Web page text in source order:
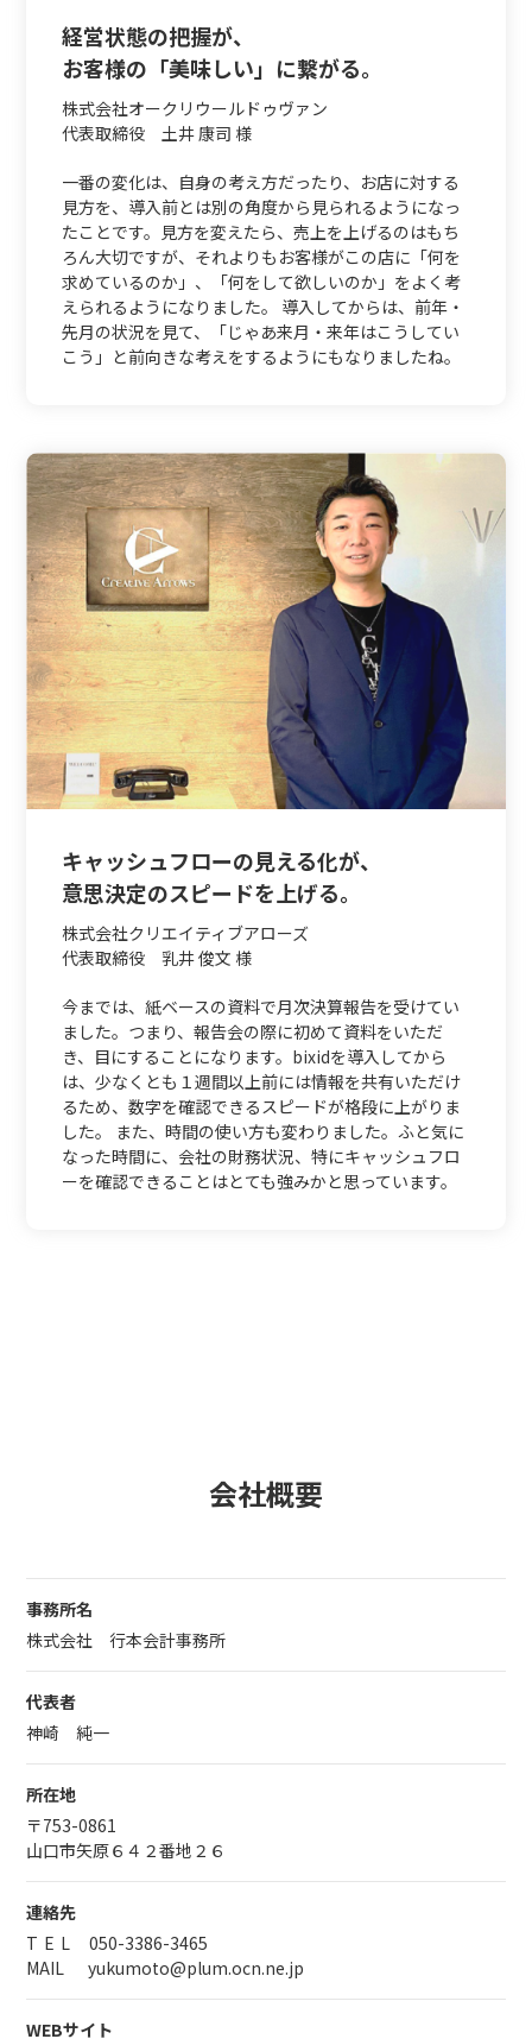
経営状態の把握が、
お客様の「美味しい」に繋がる。
株式会社オークリウールドゥヴァン
代表取締役 土井 康司 様
一番の変化は、自身の考え方だったり、お店に対する
見方を、導入前とは別の角度から見られるようになっ
たことです。見方を変えたら、売上を上げるのはもち
ろん大切ですが、それよりもお客様がこの店に「何を
求めているのか」、「何をして欲しいのか」をよく考
えられるようになりました。 導入してからは、前年・
先月の状況を見て、「じゃあ来月・来年はこうしてい
こう」と前向きな考えをするようにもなりましたね。
キャッシュフローの見える化が、
意思決定のスピードを上げる。
株式会社クリエイティブアローズ
代表取締役 乳井 俊文 様
今までは、紙ベースの資料で月次決算報告を受けてい
ました。つまり、報告会の際に初めて資料をいただ
き、目にすることになります。bixidを導入してから
は、少なくとも１週間以上前には情報を共有いただけ
るため、数字を確認できるスピードが格段に上がりま
した。 また、時間の使い方も変わりました。ふと気に
なった時間に、会社の財務状況、特にキャッシュフロ
ーを確認できることはとても強みかと思っています。
会社概要
事務所名
株式会社 行本会計事務所
代表者
神崎 純一
所在地
〒753-0861
山口市矢原６４２番地２６
連絡先
TEL
050-3386-3465
MAIL
yukumoto@plum.ocn.ne.jp
WEBサイト